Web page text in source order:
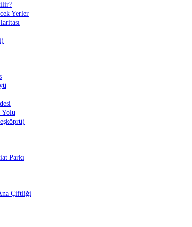
Yerler
Yolu
Parkı
Çiftliği